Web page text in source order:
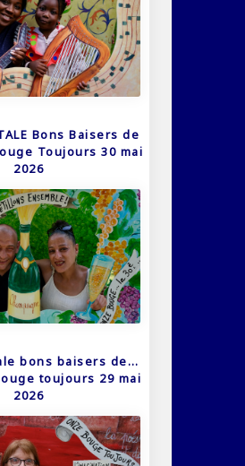
Bons Baisers de
Toujours 30 mai
2026
bons baisers de…
toujours 29 mai
2026